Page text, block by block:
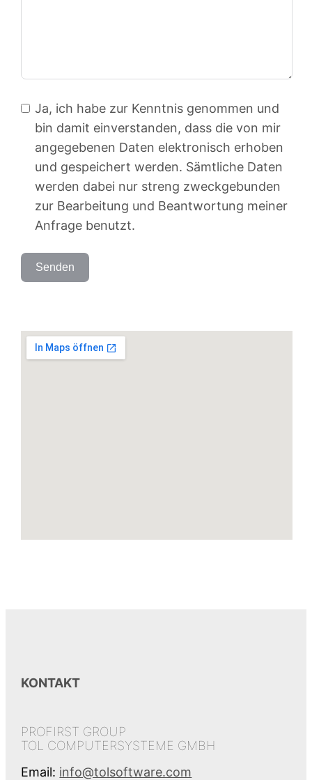
Ja, ich habe zur Kenntnis genommen und
bin damit einverstanden, dass die von mir
angegebenen Daten elektronisch erhoben
und gespeichert werden. Sämtliche Daten
werden dabei nur streng zweckgebunden
zur Bearbeitung und Beantwortung meiner
Anfrage benutzt.
Senden
KONTAKT
PROFIRST GROUP
TOL COMPUTERSYSTEME GMBH
Email: info@tolsoftware.com